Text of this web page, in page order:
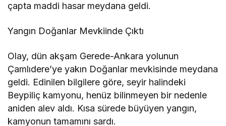
çapta maddi hasar meydana geldi.
Yangın Doğanlar Mevkiinde Çıktı
Olay, dün akşam Gerede-Ankara yolunun
Çamlıdere’ye yakın Doğanlar mevkisinde meydana
geldi. Edinilen bilgilere göre, seyir halindeki
Beypiliç kamyonu, henüz bilinmeyen bir nedenle
aniden alev aldı. Kısa sürede büyüyen yangın,
kamyonun tamamını sardı.